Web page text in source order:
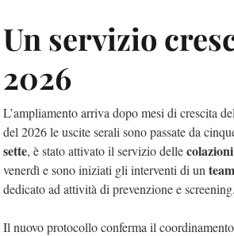
Un servizio
2026
L’ampliamento arriva dopo mesi di crescita
del 2026 le uscite serali sono passate da
sette, è stato attivato il servizio delle
venerdì e sono iniziati gli interventi di un
dedicato ad attività di prevenzione e screening.
Il nuovo protocollo conferma il